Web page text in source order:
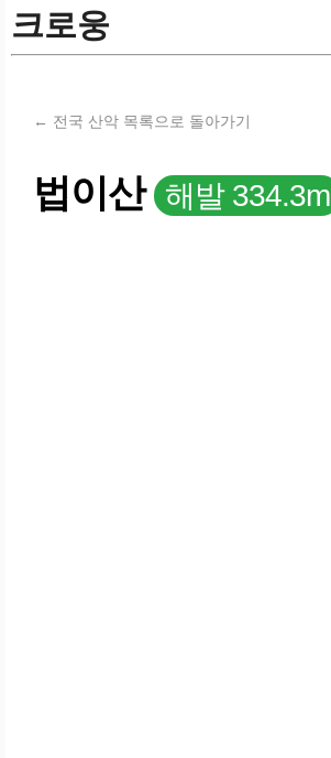
크로웅
← 전국 산악 목록으로 돌아가기
법이산 해발 334.3m